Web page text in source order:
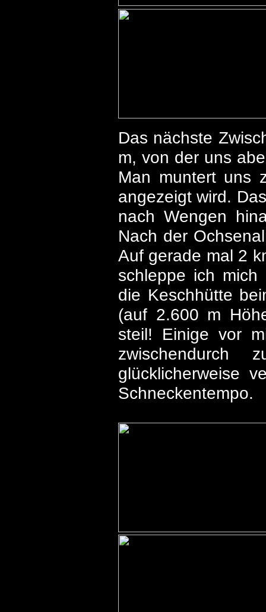
Das nächste
m, von der uns
Man muntert uns
angezeigt wird.
nach Wengen
Nach der
Auf gerade mal 2
schleppe ich mich
die Keschhütte
(auf 2.600 m
steil! Einige vor
glücklicherweise
Schneckentempo.